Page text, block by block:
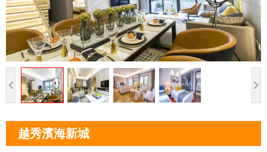
越秀濱海新城